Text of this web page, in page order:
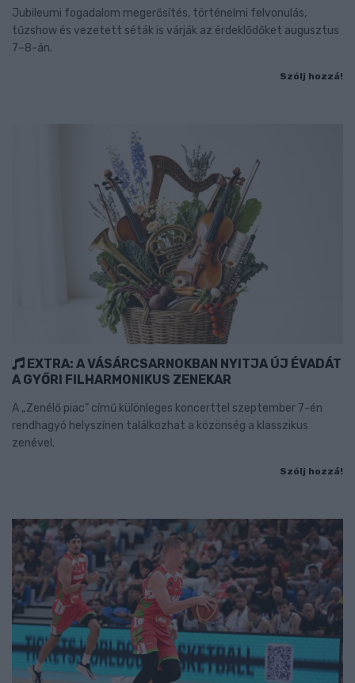
Jubileumi fogadalom megerősítés, történelmi felvonulás,
tűzshow és vezetett séták is várják az érdeklődőket augusztus
7–8-án.
Szólj hozzá!
EXTRA: A VÁSÁRCSARNOKBAN NYITJA ÚJ ÉVADÁT
A GYŐRI FILHARMONIKUS ZENEKAR
A „Zenélő piac” című különleges koncerttel szeptember 7-én
rendhagyó helyszínen találkozhat a közönség a klasszikus
zenével.
Szólj hozzá!